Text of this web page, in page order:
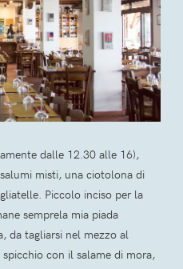
dalle 12.30 alle 16),
misti, una ciotolona di
Piccolo inciso per la
semprela mia piada
da tagliarsi nel mezzo al
con il salame di mora,